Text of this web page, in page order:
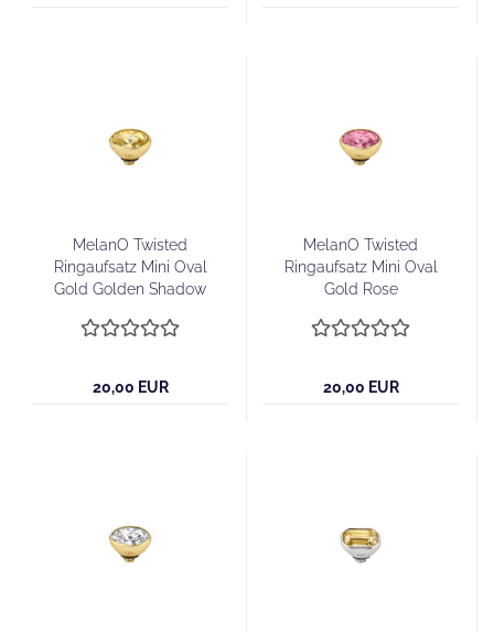
MelanO Twisted
Ringaufsatz Mini Oval
Gold Golden Shadow
20,00 EUR
MelanO Twisted
Ringaufsatz Mini Oval
Gold Rose
20,00 EUR